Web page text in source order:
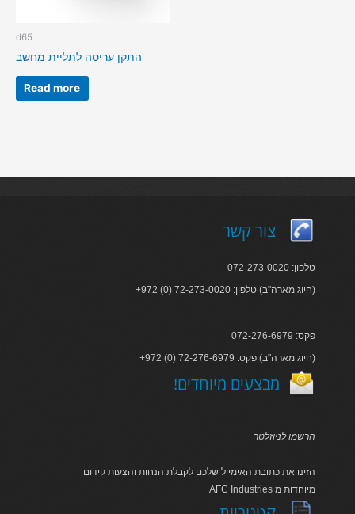
d65
התקן עריסה לתליית מחשב
Read more
צור קשר
טלפון: 072-273-0020
+972 (0) 72-273-0020 :חיוג מארה"ב) טלפון)
פקס: 072-276-6979
+972 (0) 72-276-6979 :חיוג מארה"ב) פקס)
!מבצעים מיוחדים
הרשמו לניוזלטר
הזינו את כתובת האימייל שלכם לקבלת הנחות והצעות קידום
AFC Industries מיוחדות מ